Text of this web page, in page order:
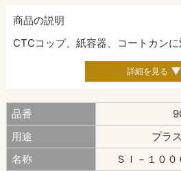
商品の説明
CTCコップ、紙容器、コートカン
詳細を見る
品番
用途
プラ
名称
ＳＩ－１０